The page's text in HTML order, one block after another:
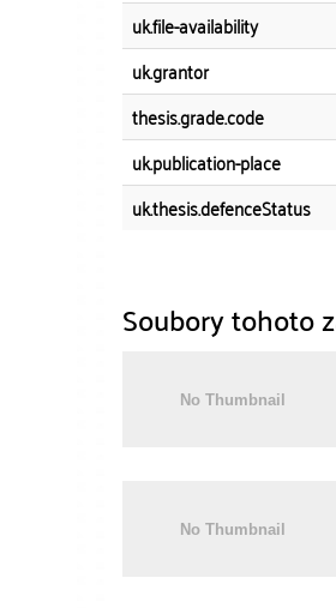
uk.file-availability
uk.grantor
thesis.grade.code
uk.publication-place
uk.thesis.defenceStatus
Soubory tohoto